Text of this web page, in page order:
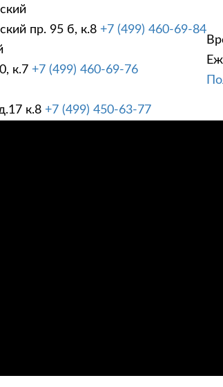
пр. 95 б, к.8 +7 (499) 460-69-84
к.7 +7 (499) 460-69-76
к.8 +7 (499) 450-63-77